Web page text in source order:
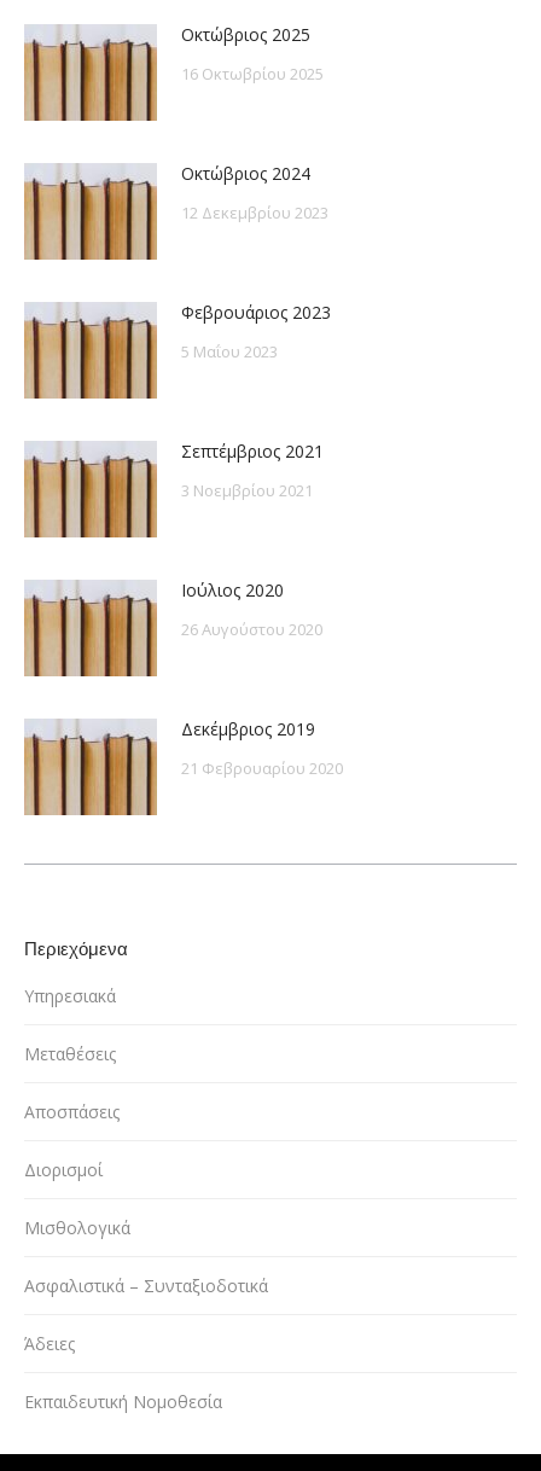
Οκτώβριος 2025
16 Οκτωβρίου 2025
Οκτώβριος 2024
12 Δεκεμβρίου 2023
Φεβρουάριος 2023
5 Μαΐου 2023
Σεπτέμβριος 2021
3 Νοεμβρίου 2021
Ιούλιος 2020
26 Αυγούστου 2020
Δεκέμβριος 2019
21 Φεβρουαρίου 2020
Περιεχόμενα
Υπηρεσιακά
Μεταθέσεις
Αποσπάσεις
Διορισμοί
Μισθολογικά
Ασφαλιστικά – Συνταξιοδοτικά
Άδειες
Εκπαιδευτική Νομοθεσία